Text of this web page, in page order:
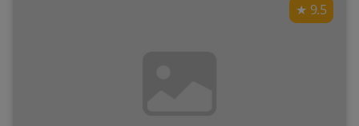
9.5